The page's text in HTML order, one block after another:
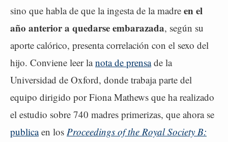
sino que habla de que la ingesta de la madre en el
año anterior a quedarse embarazada, según su
aporte calórico, presenta correlación con el sexo del
hijo. Conviene leer lanota de prensade la
Universidad de Oxford, donde trabaja parte del
equipo dirigido por Fiona Mathews que ha realizado
el estudio sobre 740 madres primerizas, que ahora se
publicaen los Proceedings of the Royal Society B: